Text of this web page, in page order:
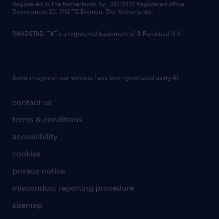
contact us
terms & conditions
accessibility
cookies
privacy notice
misconduct reporting procedure
sitemap
Registered in The Netherlands No: 33216172 Registered office:
Diemermere 25, 1112 TC Diemen, The Netherlands.
RANDSTAD, is a registered trademark of © Randstad N.V.
Some images on our website have been generated using AI.